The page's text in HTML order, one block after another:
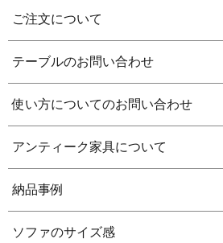
ご注文について
テーブルのお問い合わせ
使い方についてのお問い合わせ
アンティーク家具について
納品事例
ソファのサイズ感